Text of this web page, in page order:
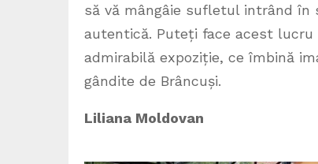
să vă mângâie sufletul intrând
autentică. Puteți face acest lucru
admirabilă expoziție, ce îmbină
gândite de Brâncuși.
Liliana Moldovan